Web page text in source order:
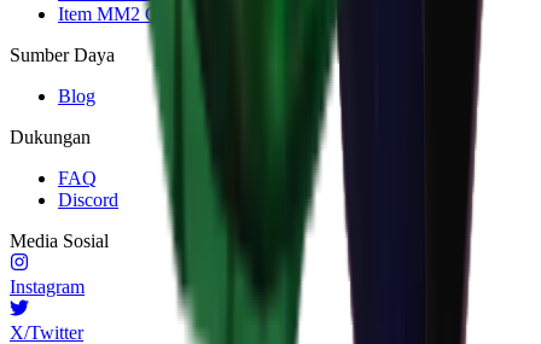
Item MM2 Gratis
Sumber Daya
Blog
Dukungan
FAQ
Discord
Media Sosial
Instagram
X/Twitter